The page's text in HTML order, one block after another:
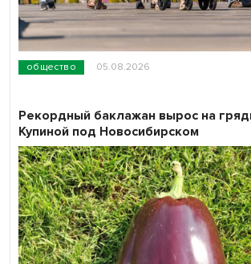
общество 05.08.2026
Рекордный баклажан вырос на
Купиной под Новосибирском